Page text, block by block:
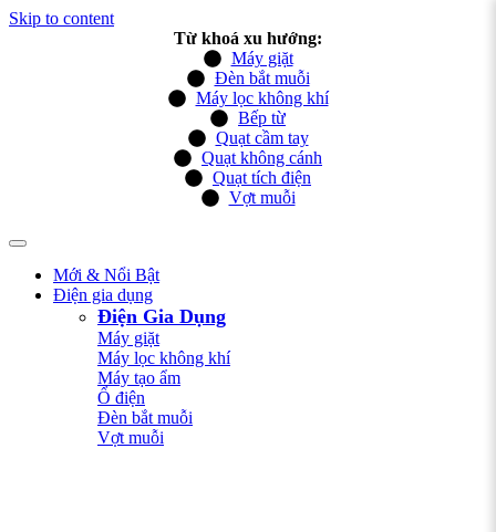
Skip to content
Từ khoá xu hướng:
Máy giặt
Đèn bắt muỗi
Máy lọc không khí
Bếp từ
Quạt cầm tay
Quạt không cánh
Quạt tích điện
Vợt muỗi
Mới & Nổi Bật
Điện gia dụng
Điện Gia Dụng
Máy giặt
Máy lọc không khí
Máy tạo ẩm
Ổ điện
Đèn bắt muỗi
Vợt muỗi